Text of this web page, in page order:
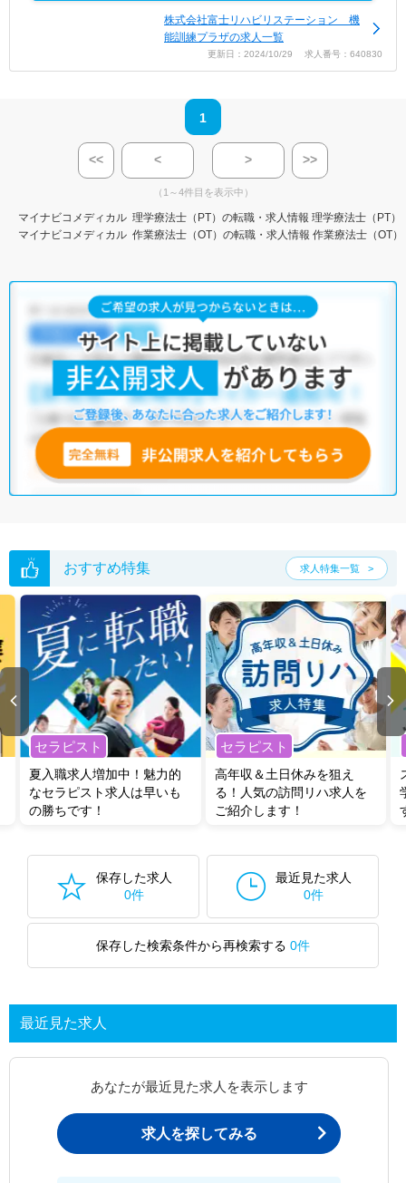
株式会社富士リハビリステーション 機
能訓練プラザの求人一覧
更新日：2024/10/29 求人番号：640830
1
<< < > >>
（1～4件目を表示中）
マイナビコメディカル 理学療法士（PT）の転職・求人情報 理学療法士（PT）
マイナビコメディカル 作業療法士（OT）の転職・求人情報 作業療法士（OT
おすすめ特集 求人特集一覧
セラピスト
夏入職求人増加中！魅力的
なセラピスト求人は早いも
の勝ちです！
セラピスト
高年収＆土日休みを狙え
る！人気の訪問リハ求人を
ご紹介します！
保存した求人
0件
最近見た求人
0件
保存した検索条件から再検索する 0件
最近見た求人
あなたが最近見た求人を表示します
求人を探してみる